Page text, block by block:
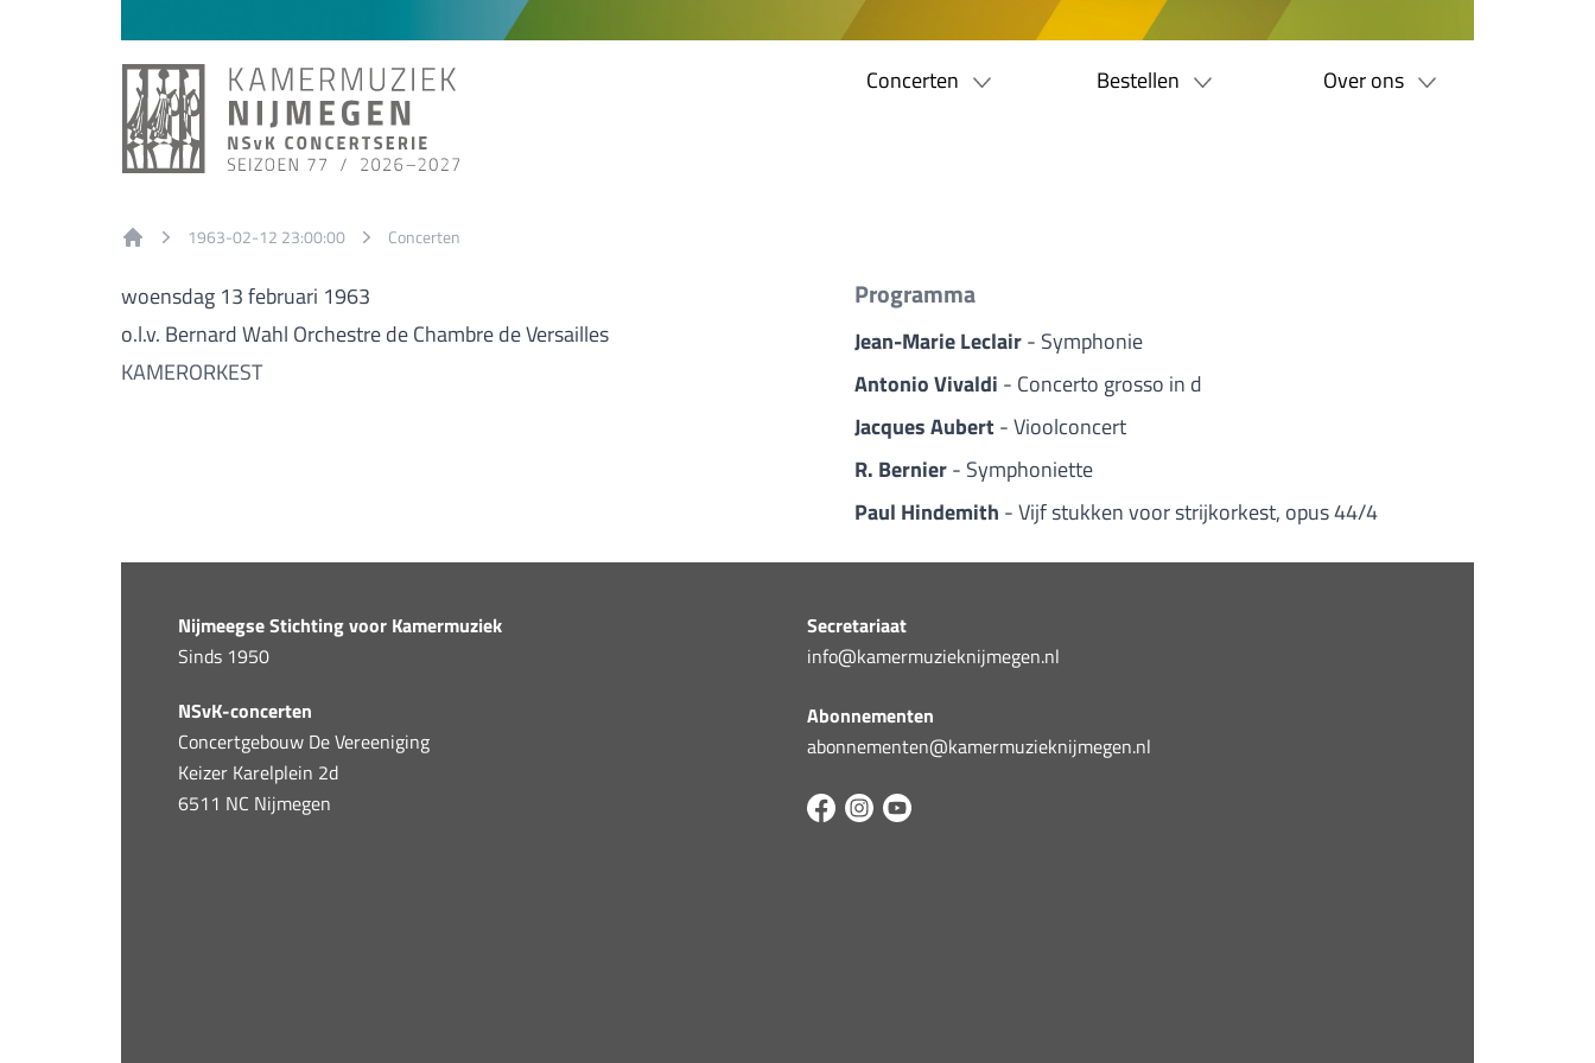
Concerten Bestellen Over ons
1963-02-12 23:00:00 Concerten
woensdag 13 februari 1963
o.l.v. Bernard Wahl Orchestre de Chambre de Versailles
KAMERORKEST
Programma
Jean-Marie Leclair- Symphonie
Antonio Vivaldi - Concerto grosso in d
Jacques Aubert - Vioolconcert
R. Bernier- Symphoniette
Paul Hindemith - Vijf stukken voor strijkorkest, opus 44/4
Nijmeegse Stichting voor Kamermuziek
Sinds 1950
NSvK-concerten
Concertgebouw De Vereeniging
Keizer Karelplein 2d
6511 NC Nijmegen
Secretariaat
info@kamermuzieknijmegen.nl
Abonnementen
abonnementen@kamermuzieknijmegen.nl